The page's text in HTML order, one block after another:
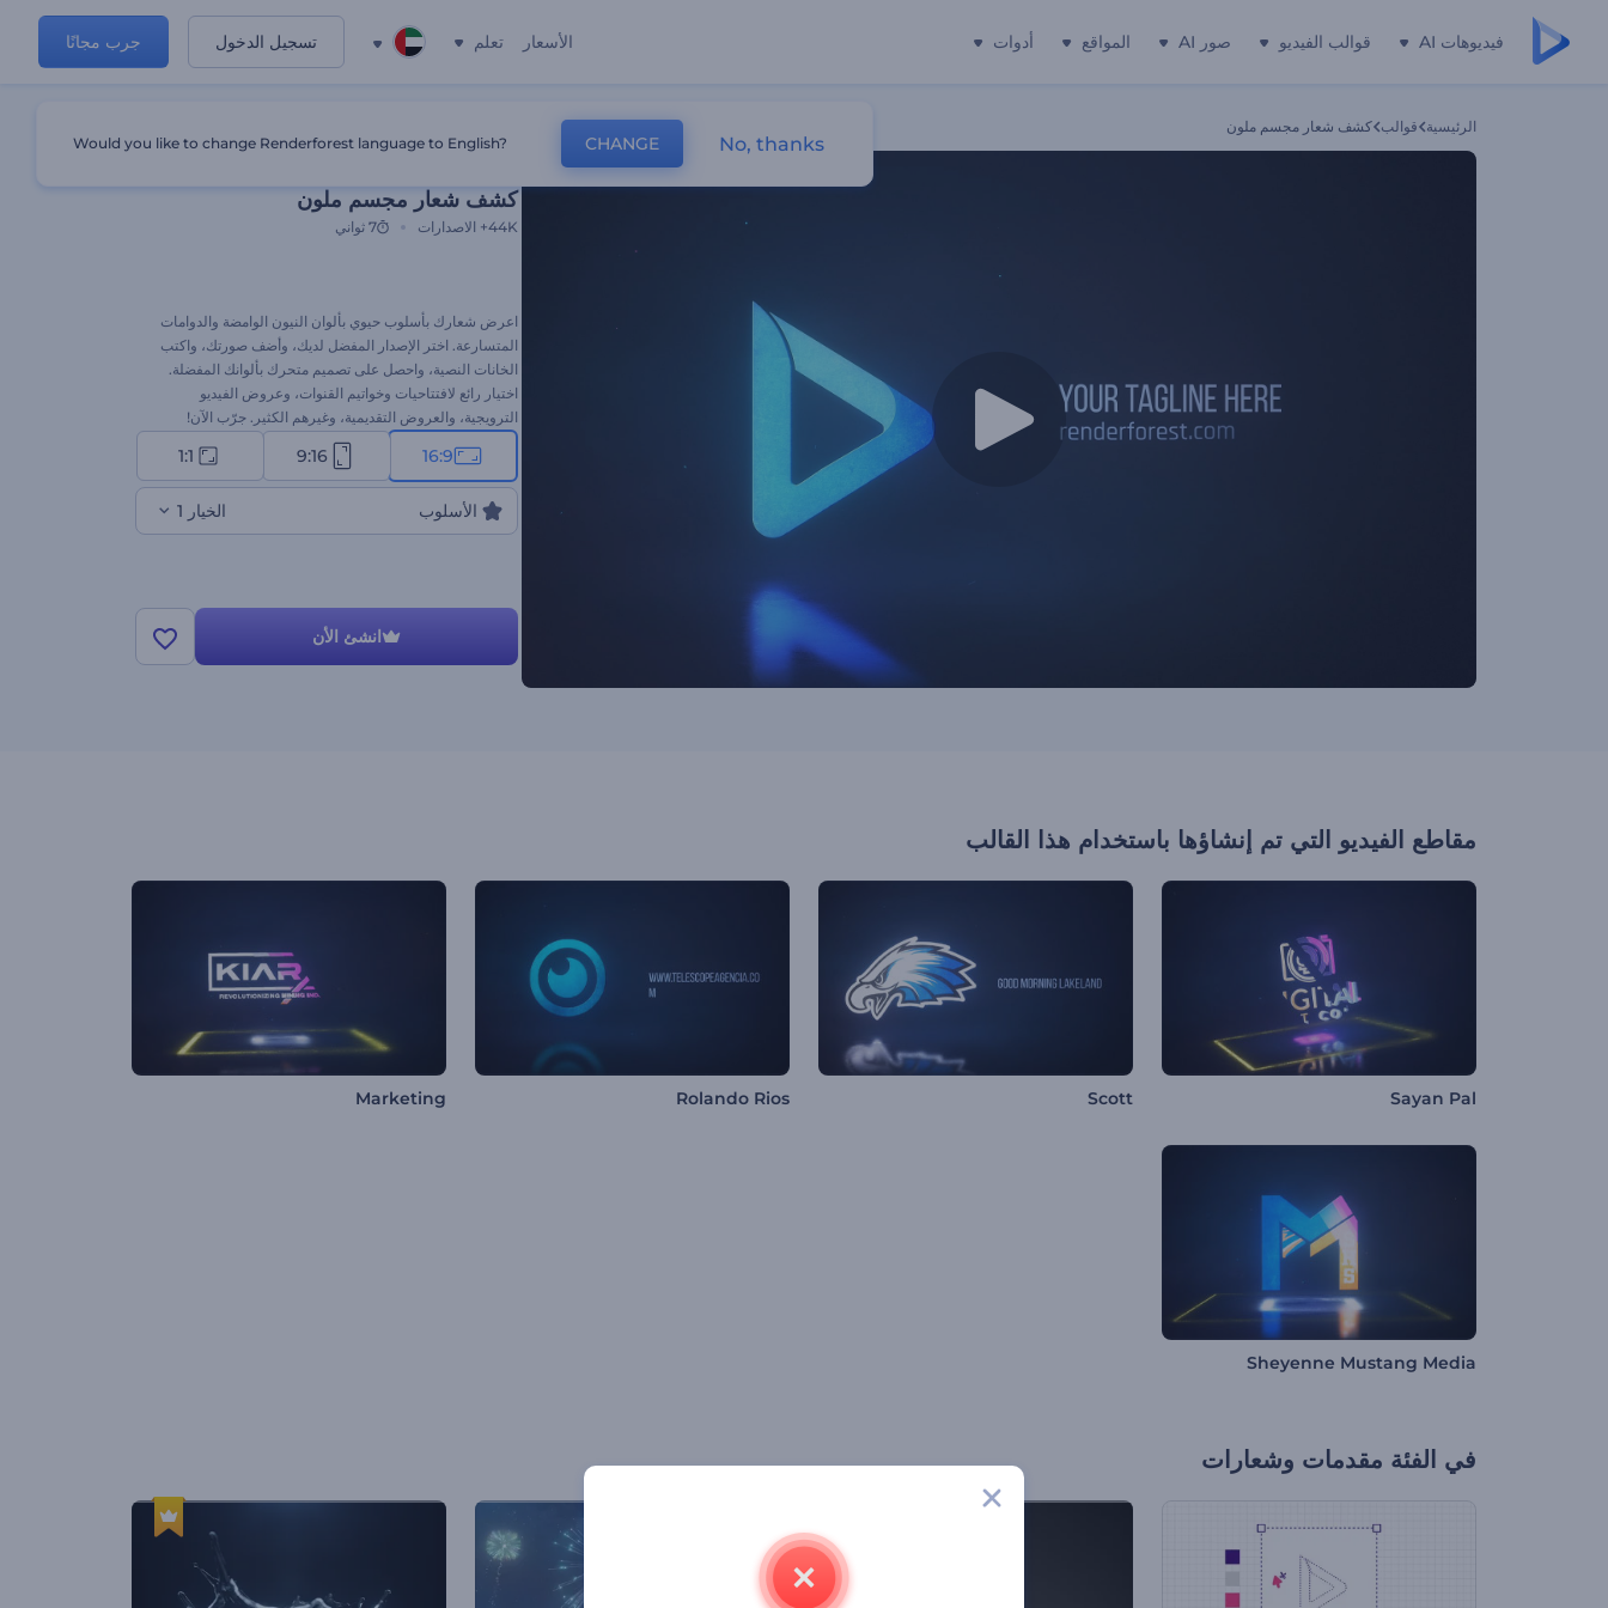
فيديوهات AI قوالب الفيديو صور AI المواقع أدوات الأسعار تعلم تسجيل الدخول جرب مجانًا
الرئيسية قوالب كشف شعار مجسم ملون
كشف شعار مجسم ملون
44K+ الاصدارات 7 ثواني
اعرض شعارك بأسلوب حيوي بألوان النيون الوامضة والدوامات
المتسارعة. اختر الإصدار المفضل لديك، وأضف صورتك، واكتب
الخانات النصية، واحصل على تصميم متحرك بألوانك المفضلة.
اختيار رائع لافتتاحيات وخواتيم القنوات، وعروض الفيديو
الترويجية، والعروض التقديمية، وغيرهم الكثير. جرّب الآن!
16:9
9:16
1:1
الأسلوب الخيار 1
انشئ الأن
مقاطع الفيديو التي تم إنشاؤها باستخدام هذا القالب
Sayan Pal
Scott
Rolando Rios
Marketing
Sheyenne Mustang Media
في الفئة مقدمات وشعارات
Would you like to change Renderforest language to English? CHANGE No, thanks